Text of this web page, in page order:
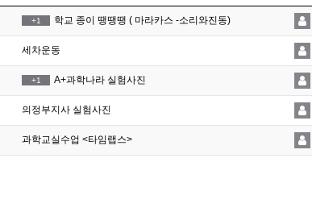
+1 학교 종이 땡땡땡 ( 마라카스 -소리와진동)
세차운동
+1 A+과학나라 실험사진
의정부지사 실험사진
과학교실수업 <타임랩스>